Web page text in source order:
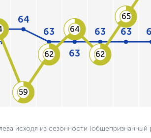
64
63
63
63 63
59
62
64
62
65
исходя из сезонности (общепризнанный